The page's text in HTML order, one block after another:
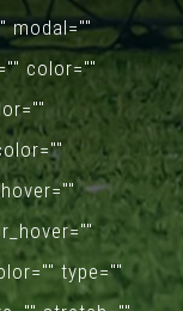
modal=""
color=""
type=""